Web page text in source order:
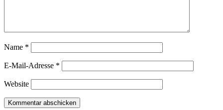
Name *
E-Mail-Adresse *
Website